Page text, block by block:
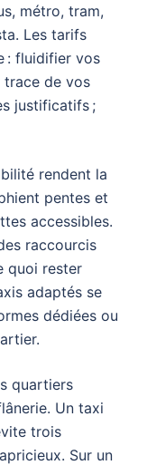
métro, tram,
Les tarifs
: fluidifier vos
trace de vos
justificatifs ;
rendent la
pentes et
accessibles.
raccourcis
quoi rester
adaptés se
dédiées ou
quartiers
Un taxi
trois
Sur un